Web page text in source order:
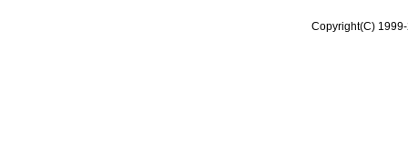
Copyright(C)